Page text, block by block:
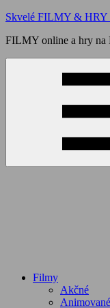
Skip
content
Skvelé FILMY & HRY
FILMY online a hry na
Filmy
Akčné
Animované